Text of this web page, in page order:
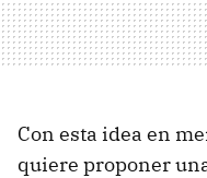
Con esta idea en
quiere proponer